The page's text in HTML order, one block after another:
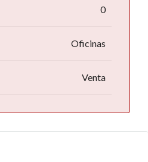
0
Oficinas
Venta